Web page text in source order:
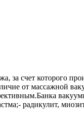
счет которого
от массажной
радикулит,